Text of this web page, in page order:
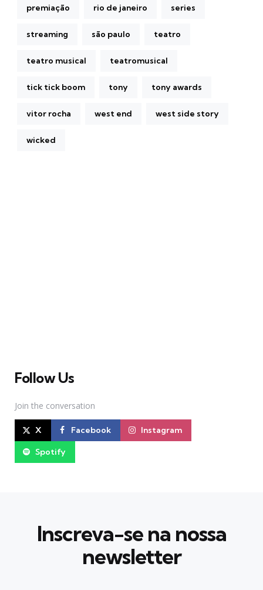
premiação rio de janeiro series
streaming são paulo teatro
teatro musical teatromusical
tick tick boom tony tony awards
vitor rocha west end west side story
wicked
Follow Us
Join the conversation
X Facebook Instagram
Spotify
Inscreva-se na nossa
newsletter